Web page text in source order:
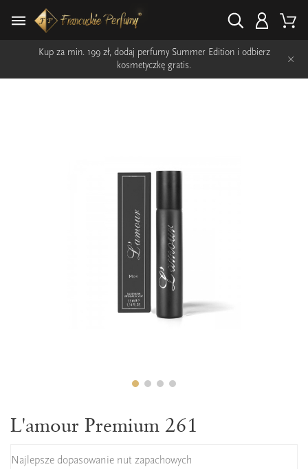
Kup za min. 199 zł, dodaj perfumy Summer Edition i odbierz
kosmetyczkę gratis.
×
L'amour Premium 261
Najlepsze dopasowanie nut zapachowych